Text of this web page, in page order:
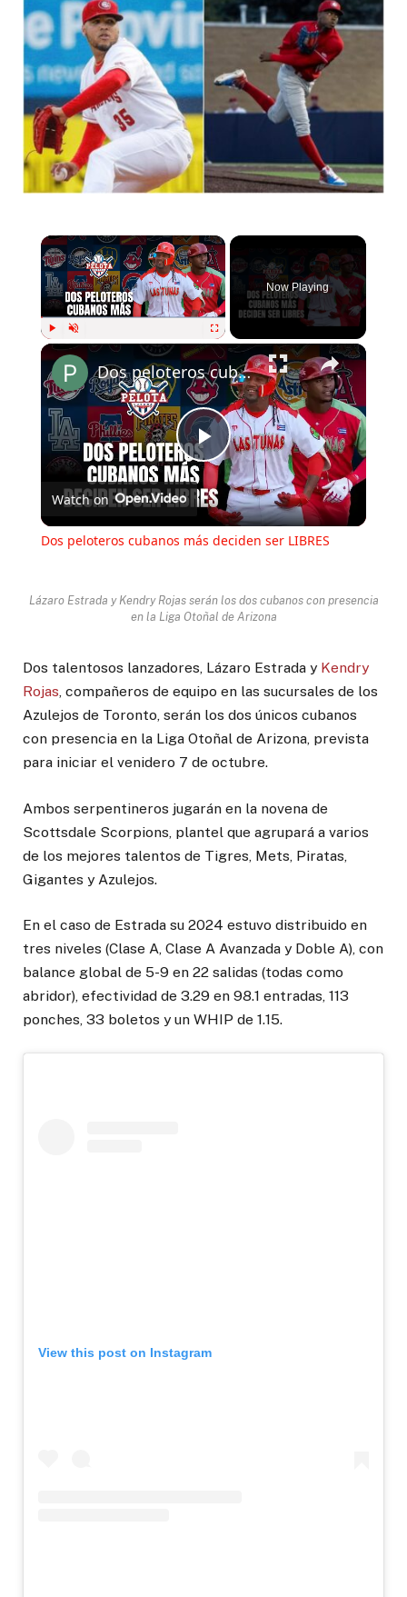
Play Unmute Fullscreen
Now Playing
Play
Video
Dos peloteros cubanos más deciden ser LIBRES
Watch on
Dos peloteros cubanos más deciden ser LIBRES
Lázaro Estrada y Kendry Rojas serán los dos cubanos con presencia
en la Liga Otoñal de Arizona
Dos talentosos lanzadores, Lázaro Estrada y Kendry
Rojas, compañeros de equipo en las sucursales de los
Azulejos de Toronto, serán los dos únicos cubanos
con presencia en la Liga Otoñal de Arizona, prevista
para iniciar el venidero 7 de octubre.
Ambos serpentineros jugarán en la novena de
Scottsdale Scorpions, plantel que agrupará a varios
de los mejores talentos de Tigres, Mets, Piratas,
Gigantes y Azulejos.
En el caso de Estrada su 2024 estuvo distribuido en
tres niveles (Clase A, Clase A Avanzada y Doble A), con
balance global de 5-9 en 22 salidas (todas como
abridor), efectividad de 3.29 en 98.1 entradas, 113
ponches, 33 boletos y un WHIP de 1.15.
View this post on Instagram